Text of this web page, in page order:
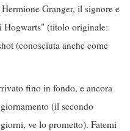
Granger, il signore e
Hogwarts" (titolo originale:
(conosciuta anche come
fino in fondo, e ancora
(il secondo
ve lo prometto). Fatemi